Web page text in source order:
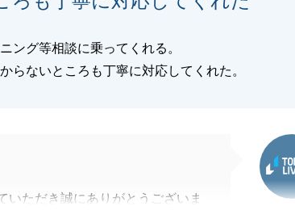
ング等相談に乗ってくれる。
らないところも丁寧に対応してくれた。
いただき誠にありがとうございま